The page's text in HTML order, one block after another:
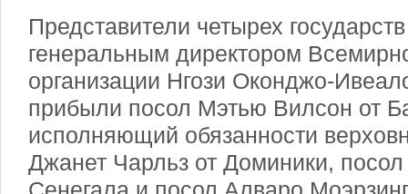
Представители четырех
генеральным директором
организации Нгози Оконджо-
прибыли посол Мэтью Вилсон от
исполняющий обязанности
Джанет Чарльз от Доминики,